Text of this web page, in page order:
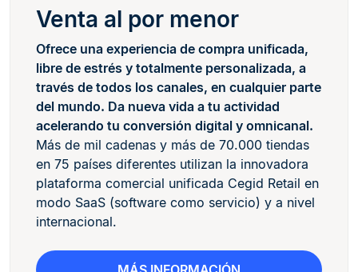
Venta al por menor
Ofrece una experiencia de compra unificada,
libre de estrés y totalmente personalizada, a
través de todos los canales, en cualquier parte
del mundo. Da nueva vida a tu actividad
acelerando tu conversión digital y omnicanal.
Más de mil cadenas y más de 70.000 tiendas
en 75 países diferentes utilizan la innovadora
plataforma comercial unificada Cegid Retail en
modo SaaS (software como servicio) y a nivel
internacional.